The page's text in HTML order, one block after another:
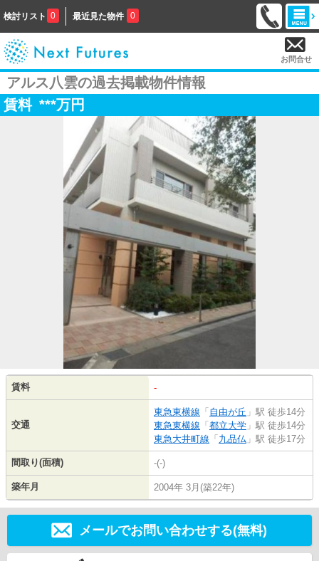
検討リスト 0 最近見た物件 0
お問合せ
アルス八雲の過去掲載物件情報
賃料 ***万円
賃料 -
交通
東急東横線 「 自由が丘 」駅 徒歩14分
東急東横線 「 都立大学 」駅 徒歩14分
東急大井町線 「 九品仏 」駅 徒歩17分
間取り(面積) -(-)
築年月 2004年 3月(築22年)
メールでお問い合わせする(無料)